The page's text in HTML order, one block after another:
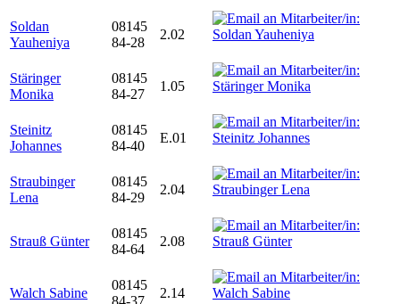
Soldan
Yauheniya
08145
84-28
2.02
Stäringer
Monika
08145
84-27
1.05
Steinitz
Johannes
08145
84-40
E.01
Straubinger
Lena
08145
84-29
2.04
Strauß Günter
08145
84-64
2.08
Walch Sabine
08145
2.14